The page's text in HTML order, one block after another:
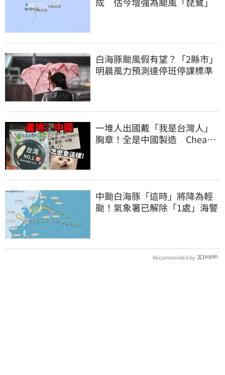
白海豚颱風假有望？「2縣市」
明晨風力預測達停班停課標準
一堆人出國戴「我是台灣人」
胸章！全是中國製造 Cheap
中颱白海豚「這時」將降為輕
颱！氣象署已解除「1處」海警
Recommended by